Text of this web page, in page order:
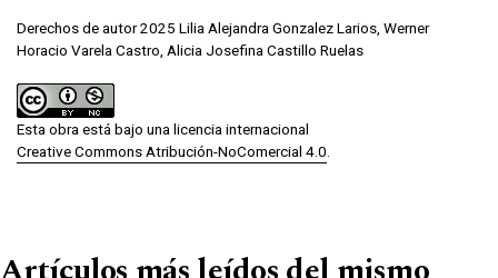
Derechos de autor 2025 Lilia Alejandra Gonzalez Larios, Werner
Horacio Varela Castro, Alicia Josefina Castillo Ruelas
Esta obra está bajo una licencia internacional
Creative Commons Atribución-NoComercial 4.0